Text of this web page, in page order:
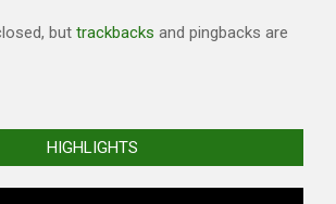
but trackbacks and pingbacks are
HIGHLIGHTS